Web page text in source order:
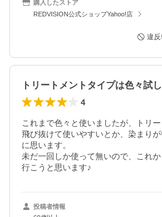
購入したストア
REDVISION公式ショップYahoo!店
違
4
これまで色々と使いましたが、トリ
飛び抜けて使いやすいとか、染まり
に思います。
未だ一回しか使って無いので、これ
行こうと思います♪
投稿者情報